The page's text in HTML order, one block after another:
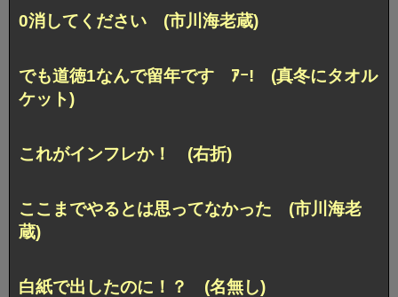
0消してください (市川海老蔵)
でも道徳1なんで留年です ｱｰ! (真冬にタオル
ケット)
これがインフレか！ (右折)
ここまでやるとは思ってなかった (市川海老
蔵)
白紙で出したのに！？ (名無し)